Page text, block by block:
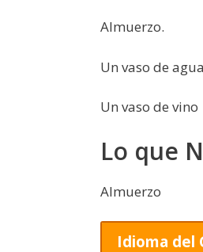
Almuerzo.
Un vaso de
Un vaso de vino
Lo que
Almuerzo
Idioma del